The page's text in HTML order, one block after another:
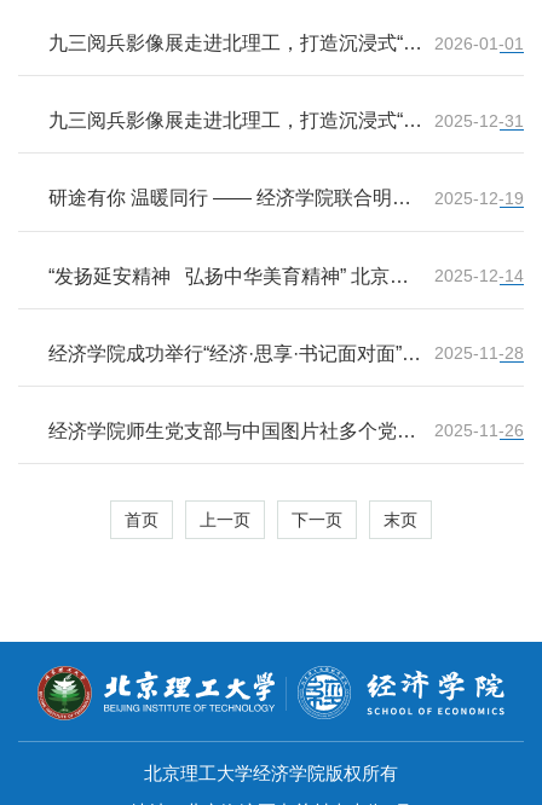
九三阅兵影像展走进北理工，打造沉浸式“大
2026-01-01
九三阅兵影像展走进北理工，打造沉浸式“大
2025-12-31
研途有你 温暖同行 —— 经济学院联合明德
2025-12-19
“发扬延安精神 弘扬中华美育精神” 北京理
2025-12-14
经济学院成功举行“经济·思享·书记面对面”活
2025-11-28
经济学院师生党支部与中国图片社多个党支
2025-11-26
首页 上一页 下一页 末页
北京理工大学经济学院版权所有